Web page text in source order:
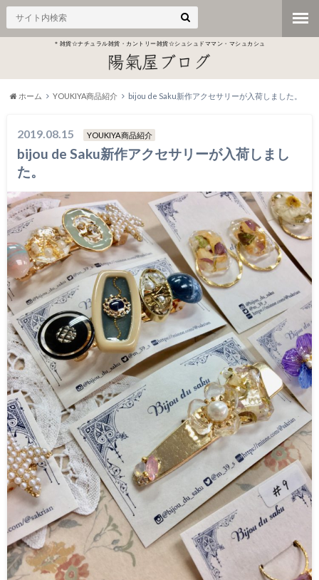
＊雑貨☆ナチュラル雑貨・カントリー雑貨☆シュシュドママン・マシュカシュ
ホーム YOUKIYA商品紹介 bijou de Saku新作アクセサリーが入荷しました。
2019.08.15 YOUKIYA商品紹介
bijou de Saku新作アクセサリーが入荷しまし
た。